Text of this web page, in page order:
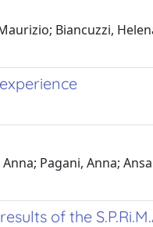
Biancuzzi,
Pagani, Anna;
of the